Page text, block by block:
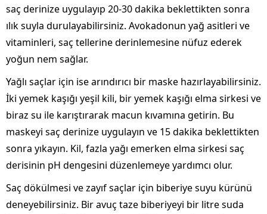
saç derinize uygulayıp 20-30 dakika beklettikten sonra
ılık suyla durulayabilirsiniz. Avokadonun yağ asitleri ve
vitaminleri, saç tellerine derinlemesine nüfuz ederek
yoğun nem sağlar.
Yağlı saçlar için ise arındırıcı bir maske hazırlayabilirsiniz.
İki yemek kaşığı yeşil kili, bir yemek kaşığı elma sirkesi ve
biraz su ile karıştırarak macun kıvamına getirin. Bu
maskeyi saç derinize uygulayın ve 15 dakika beklettikten
sonra yıkayın. Kil, fazla yağı emerken elma sirkesi saç
derisinin pH dengesini düzenlemeye yardımcı olur.
Saç dökülmesi ve zayıf saçlar için biberiye suyu kürünü
deneyebilirsiniz. Bir avuç taze biberiyeyi bir litre suda